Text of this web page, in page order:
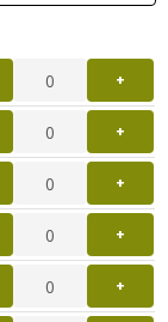
+
+
+
+
+